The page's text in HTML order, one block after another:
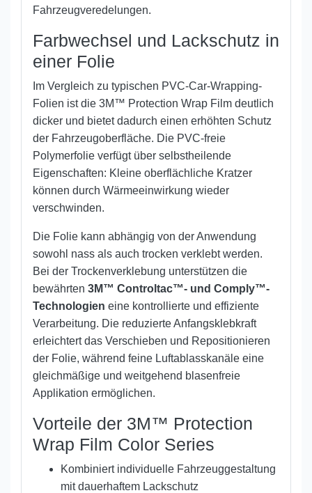
Fahrzeugveredelungen.
Farbwechsel und Lackschutz in
einer Folie
Im Vergleich zu typischen PVC-Car-Wrapping-
Folien ist die 3M™ Protection Wrap Film deutlich
dicker und bietet dadurch einen erhöhten Schutz
der Fahrzeugoberfläche. Die PVC-freie
Polymerfolie verfügt über selbstheilende
Eigenschaften: Kleine oberflächliche Kratzer
können durch Wärmeeinwirkung wieder
verschwinden.
Die Folie kann abhängig von der Anwendung
sowohl nass als auch trocken verklebt werden.
Bei der Trockenverklebung unterstützen die
bewährten 3M™ Controltac™- und Comply™-
Technologien eine kontrollierte und effiziente
Verarbeitung. Die reduzierte Anfangsklebkraft
erleichtert das Verschieben und Repositionieren
der Folie, während feine Luftablasskanäle eine
gleichmäßige und weitgehend blasenfreie
Applikation ermöglichen.
Vorteile der 3M™ Protection
Wrap Film Color Series
Kombiniert individuelle Fahrzeuggestaltung
mit dauerhaftem Lackschutz